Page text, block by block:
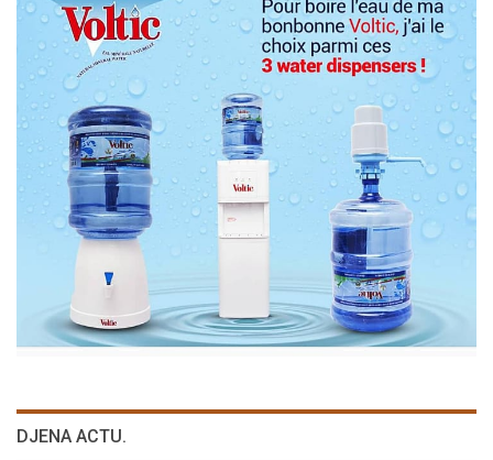
DJENA ACTU.